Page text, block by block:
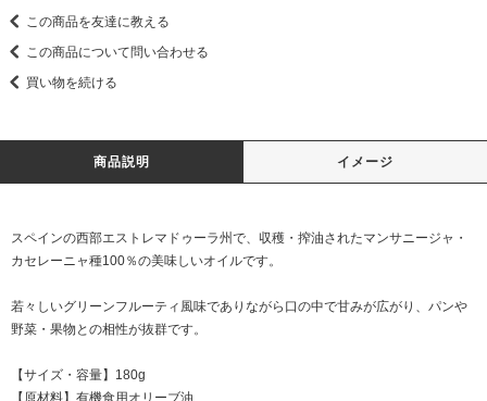
この商品を友達に教える
この商品について問い合わせる
買い物を続ける
商品説明 イメージ
スペインの西部エストレマドゥーラ州で、収穫・搾油されたマンサニージャ・
カセレーニャ種100％の美味しいオイルです。
若々しいグリーンフルーティ風味でありながら口の中で甘みが広がり、パンや
野菜・果物との相性が抜群です。
【サイズ・容量】180g
【原材料】有機食用オリーブ油